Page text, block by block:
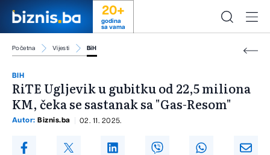
20+
godina
sa vama
Početna Vijesti BiH
BIH
RiTE Ugljevik u gubitku od 22,5 miliona
KM, čeka se sastanak sa "Gas-Resom"
Autor: Biznis.ba 02. 11. 2025.